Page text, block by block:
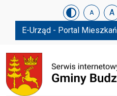
Urząd Gminy w
Skip menu A A
E-Urząd - Portal